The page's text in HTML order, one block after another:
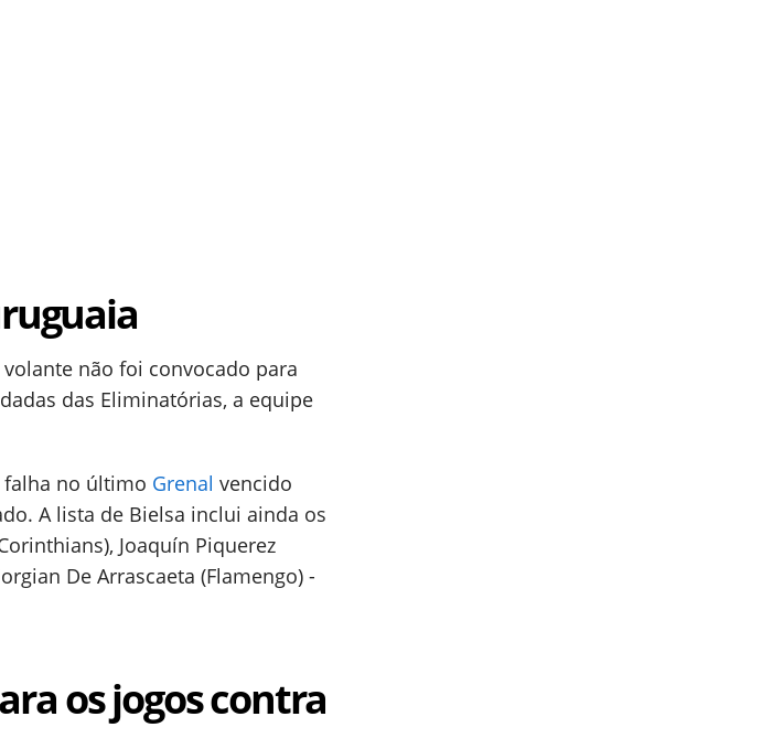
não foi convocado para
das Eliminatórias, a equipe
falha no último Grenal vencido
A lista de Bielsa inclui ainda os
Joaquín Piquerez
De Arrascaeta (Flamengo) -
os jogos contra